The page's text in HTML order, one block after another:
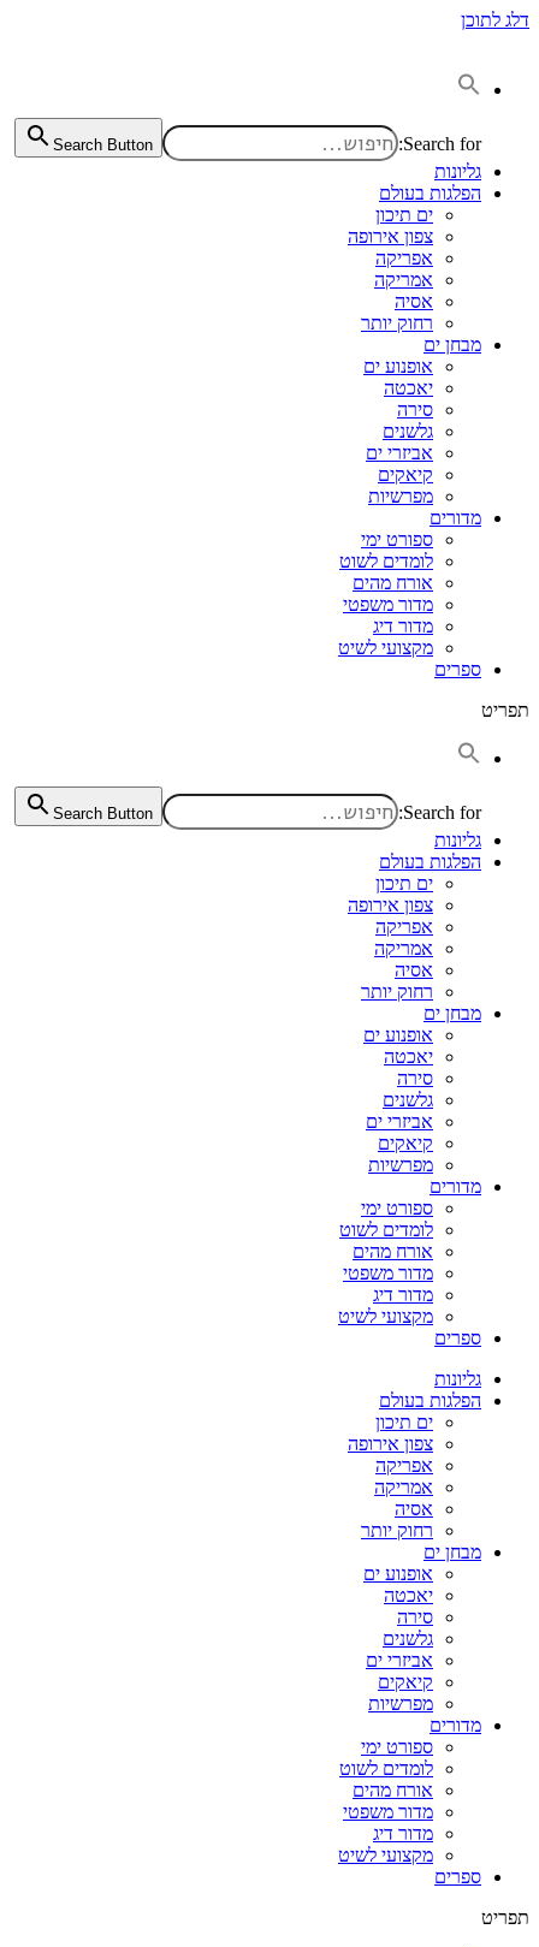
דלג לתוכן
Search for:
Search Button
גליונות
הפלגות בעולם
ים תיכון
צפון אירופה
אפריקה
אמריקה
אסיה
רחוק יותר
מבחן ים
אופנוע ים
יאכטה
סירה
גלשנים
אביזרי ים
קיאקים
מפרשיות
מדורים
ספורט ימי
לומדים לשוט
אורח מהים
מדור משפטי
מדור דיג
מקצועי לשיט
ספרים
תפריט
Search for:
Search Button
גליונות
הפלגות בעולם
ים תיכון
צפון אירופה
אפריקה
אמריקה
אסיה
רחוק יותר
מבחן ים
אופנוע ים
יאכטה
סירה
גלשנים
אביזרי ים
קיאקים
מפרשיות
מדורים
ספורט ימי
לומדים לשוט
אורח מהים
מדור משפטי
מדור דיג
מקצועי לשיט
ספרים
גליונות
הפלגות בעולם
ים תיכון
צפון אירופה
אפריקה
אמריקה
אסיה
רחוק יותר
מבחן ים
אופנוע ים
יאכטה
סירה
גלשנים
אביזרי ים
קיאקים
מפרשיות
מדורים
ספורט ימי
לומדים לשוט
אורח מהים
מדור משפטי
מדור דיג
מקצועי לשיט
ספרים
תפריט